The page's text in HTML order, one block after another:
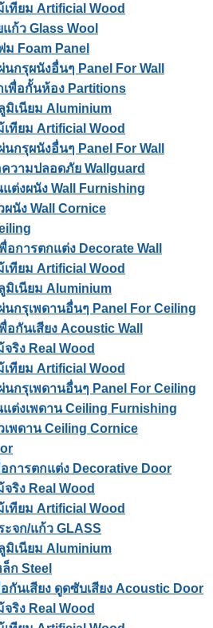
เทียม Artificial Wood
แก้ว Glass Wool
ม Foam Panel
นกรุผนังอื่นๆ Panel For Wall
เพื่อกั้นห้อง Partitions
มิเนียม Aluminium
เทียม Artificial Wood
นกรุผนังอื่นๆ Panel For Wall
ความปลอดภัย Wallguard
ต่งผนัง Wall Furnishing
ผนัง Wall Cornice
อการตกแต่ง Decorate Wall
เทียม Artificial Wood
มิเนียม Aluminium
นกรุเพดานอื่นๆ Panel For Ceiling
อกันเสียง Acoustic Wall
จริง Real Wood
เทียม Artificial Wood
นกรุเพดานอื่นๆ Panel For Ceiling
แต่งเพดาน Ceiling Furnishing
เพดาน Ceiling Cornice
อการตกแต่ง Decorative Door
จริง Real Wood
เทียม Artificial Wood
ะจก/แก้ว GLASS
มิเนียม Aluminium
ล็ก Steel
กันเสียง ดูดซับเสียง Acoustic Door
จริง Real Wood